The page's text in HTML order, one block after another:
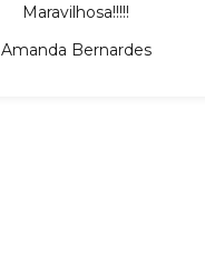
Maravilhosa!!!!!
Amanda Bernardes